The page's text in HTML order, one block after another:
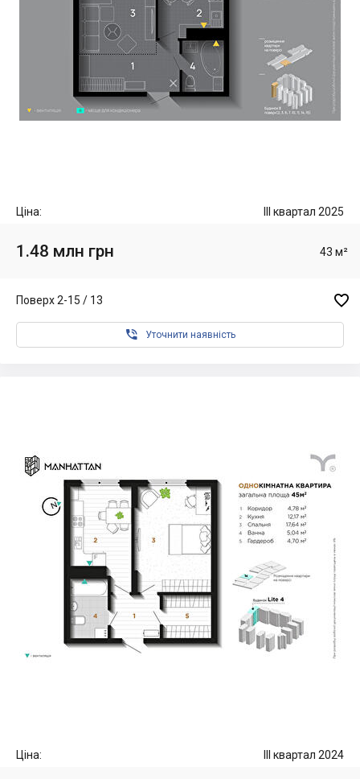
Ціна: III квартал 2025
1.48 млн грн 43 м²
Поверх 2-15 / 13 
 Уточнити наявність
Ціна: III квартал 2024